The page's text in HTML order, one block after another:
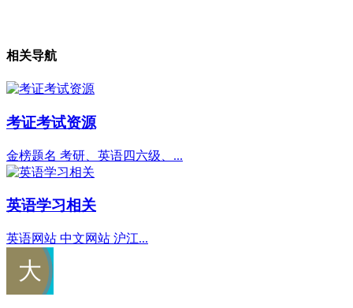
相关导航
考证考试资源
金榜题名 考研、英语四六级、...
英语学习相关
英语网站 中文网站 沪江...